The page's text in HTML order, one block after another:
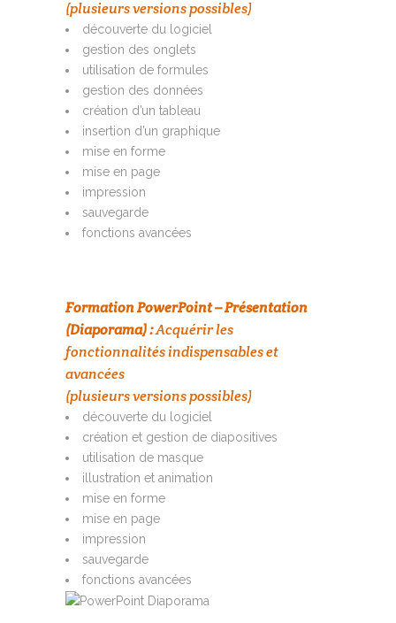
(plusieurs versions possibles)
découverte du logiciel
gestion des onglets
utilisation de formules
gestion des données
création d’un tableau
insertion d’un graphique
mise en forme
mise en page
impression
sauvegarde
fonctions avancées
Formation PowerPoint – Présentation
(Diaporama) :Acquérir les
fonctionnalités indispensables et
avancées
(plusieurs versions possibles)
découverte du logiciel
création et gestion de diapositives
utilisation de masque
illustration et animation
mise en forme
mise en page
impression
sauvegarde
fonctions avancées